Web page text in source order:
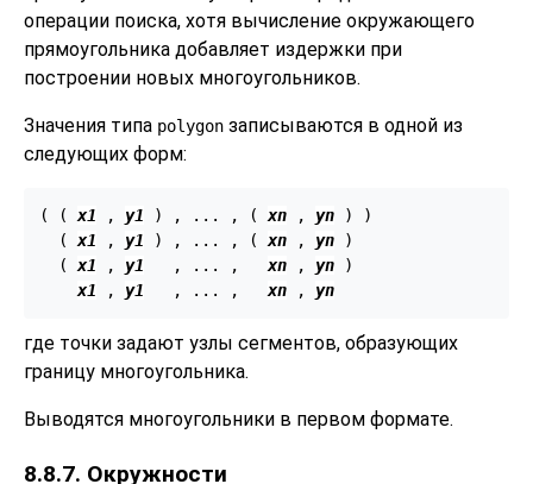
операции поиска, хотя вычисление окружающего
прямоугольника добавляет издержки при
построении новых многоугольников.
Значения типа polygon записываются в одной из
следующих форм:
( ( x1 , y1 ) , ... , ( xn , yn ) )
  (
x1 , y1 ) , ... , ( xn , yn )
  (
x1 , y1
   , ... ,
xn , yn )
x1 , y1
   , ... ,
xn , yn
где точки задают узлы сегментов, образующих
границу многоугольника.
Выводятся многоугольники в первом формате.
8.8.7. Окружности